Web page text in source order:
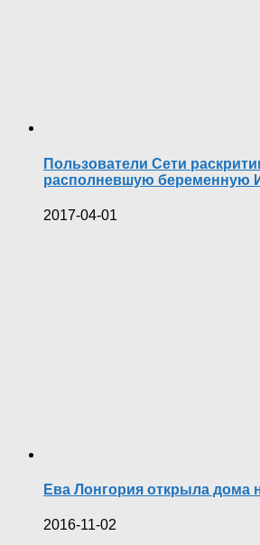
Пользователи Сети
располневшую беременную
2017-04-01
Ева Лонгория открыла дома
2016-11-02